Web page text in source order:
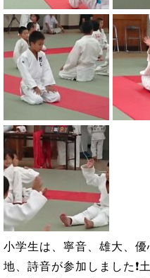
小学生は、寧音、雄大、
地、詩音が参加しました❗